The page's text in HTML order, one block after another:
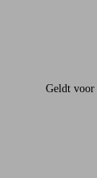
Geldt voor